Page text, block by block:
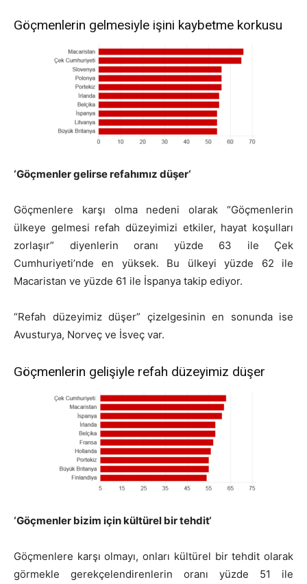
Göçmenlerin gelmesiyle işini kaybetme korkusu
‘Göçmenler gelirse refahımız düşer‘
Göçmenlere karşı olma nedeni olarak “Göçmenlerin
ülkeye gelmesi refah düzeyimizi etkiler, hayat koşulları
zorlaşır” diyenlerin oranı yüzde 63 ile Çek
Cumhuriyeti’nde en yüksek. Bu ülkeyi yüzde 62 ile
Macaristan ve yüzde 61 ile İspanya takip ediyor.
“Refah düzeyimiz düşer” çizelgesinin en sonunda ise
Avusturya, Norveç ve İsveç var.
Göçmenlerin gelişiyle refah düzeyimiz düşer
‘Göçmenler bizim için kültürel bir tehdit‘
Göçmenlere karşı olmayı, onları kültürel bir tehdit olarak
görmekle gerekçelendirenlerin oranı yüzde 51 ile